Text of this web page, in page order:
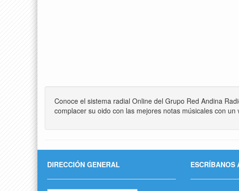
Conoce el sistema radial Online del Grupo Red Andina
complacer su oido con las mejores notas músicales con
DIRECCIÓN GENERAL ESCRÍBANOS